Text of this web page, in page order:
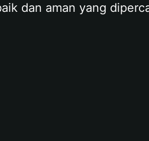
dan aman yang